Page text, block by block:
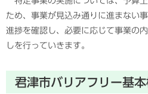
ため、事業が見込み通りに進まない
進捗を確認し、必要に応じて事業の
しを行っていきます。
君津市バリアフリー基